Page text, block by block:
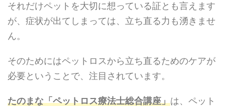
それだけペットを大切に想っている証とも言えます
が、症状が出てしまっては、立ち直る力も湧きませ
ん。
そのためにはペットロスから立ち直るためのケアが
必要ということで、注目されています。
たのまな「ペットロス療法士総合講座」は、ペット